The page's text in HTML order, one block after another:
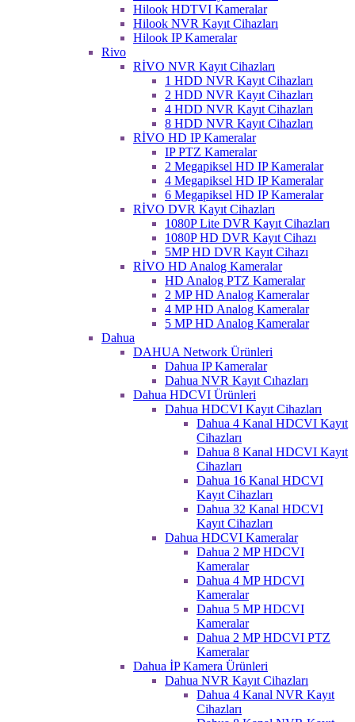
Hilook HDTVI Kameralar
Hilook NVR Kayıt Cihazları
Hilook IP Kameralar
Rivo
RİVO NVR Kayıt Cihazları
1 HDD NVR Kayıt Cihazları
2 HDD NVR Kayıt Cihazları
4 HDD NVR Kayıt Cihazları
8 HDD NVR Kayıt Cihazları
RİVO HD IP Kameralar
IP PTZ Kameralar
2 Megapiksel HD IP Kameralar
4 Megapiksel HD IP Kameralar
6 Megapiksel HD IP Kameralar
RİVO DVR Kayıt Cihazları
1080P Lite DVR Kayıt Cihazları
1080P HD DVR Kayıt Cihazı
5MP HD DVR Kayıt Cihazı
RİVO HD Analog Kameralar
HD Analog PTZ Kameralar
2 MP HD Analog Kameralar
4 MP HD Analog Kameralar
5 MP HD Analog Kameralar
Dahua
DAHUA Network Ürünleri
Dahua IP Kameralar
Dahua NVR Kayıt Cıhazları
Dahua HDCVI Ürünleri
Dahua HDCVI Kayıt Cihazları
Dahua 4 Kanal HDCVI Kayıt
Cihazları
Dahua 8 Kanal HDCVI Kayıt
Cihazları
Dahua 16 Kanal HDCVI
Kayıt Cihazları
Dahua 32 Kanal HDCVI
Kayıt Cihazları
Dahua HDCVI Kameralar
Dahua 2 MP HDCVI
Kameralar
Dahua 4 MP HDCVI
Kameralar
Dahua 5 MP HDCVI
Kameralar
Dahua 2 MP HDCVI PTZ
Kameralar
Dahua İP Kamera Ürünleri
Dahua NVR Kayıt Cihazları
Dahua 4 Kanal NVR Kayıt
Cihazları